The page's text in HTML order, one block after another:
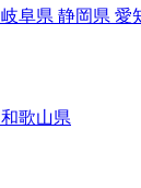
岐阜県 静岡県 愛
和歌山県